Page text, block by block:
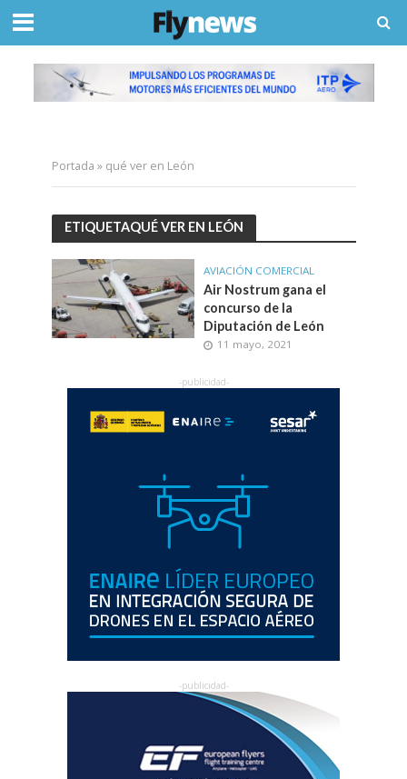
Portada » qué ver en León
ETIQUETAQUÉ VER EN LEÓN
AVIACIÓN COMERCIAL
Air Nostrum gana el
concurso de la
Diputación de León
11 mayo, 2021